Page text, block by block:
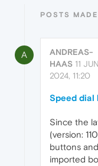
POSTS
A
ANDREAS-
HAAS 11 JUN
2024, 11:20
Speed dial
Since the
(version:
buttons
imported